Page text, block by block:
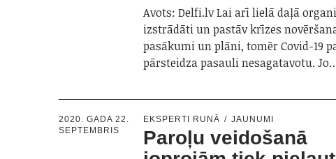
Avots: Delfi.lv Lai arī lielā daļā
izstrādāti un pastāv krīzes
pasākumi un plāni, tomēr Covid-19
pārsteidza pasauli nesagatavotu.
2020. GADA 22.
SEPTEMBRIS
EKSPERTI RUNĀ JAUNUMI
Paroļu veidošanā